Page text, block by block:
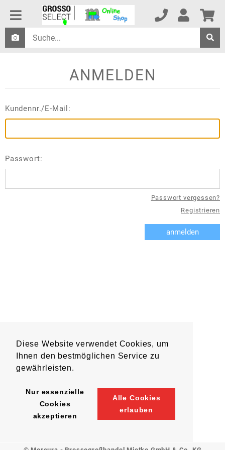
Diese Website verwendet Cookies, um
Ihnen den bestmöglichen Service zu
gewährleisten.
Nur essenzielle
Cookies
akzeptieren
Alle Cookies
erlauben
ANMELDEN
Kundennr./E-Mail:
Passwort:
Passwort vergessen?
Registrieren
anmelden